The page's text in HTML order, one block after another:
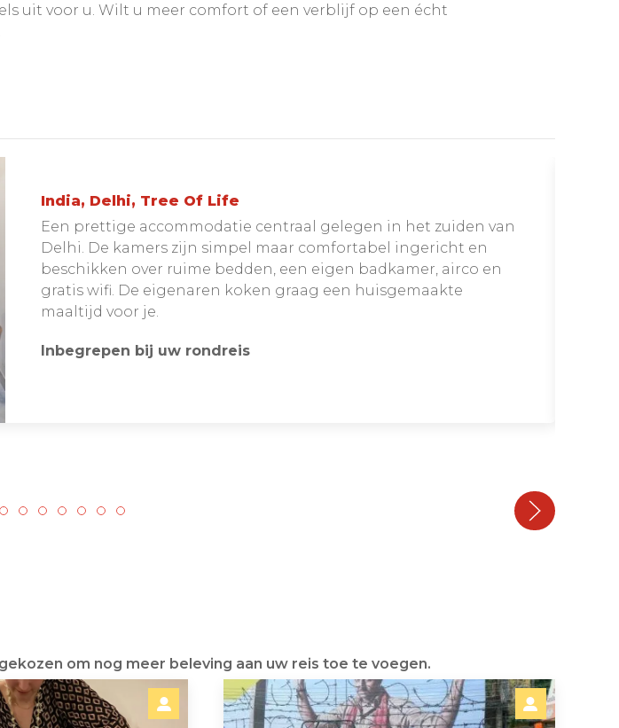
uit voor u. Wilt u meer comfort of een verblijf op een écht
India, Delhi, Tree Of Life
Een prettige accommodatie centraal gelegen in het zuiden van
Delhi. De kamers zijn simpel maar comfortabel ingericht en
beschikken over ruime bedden, een eigen badkamer, airco en
gratis wifi. De eigenaren koken graag een huisgemaakte
maaltijd voor je.
Inbegrepen bij uw rondreis
om nog meer beleving aan uw reis toe te voegen.